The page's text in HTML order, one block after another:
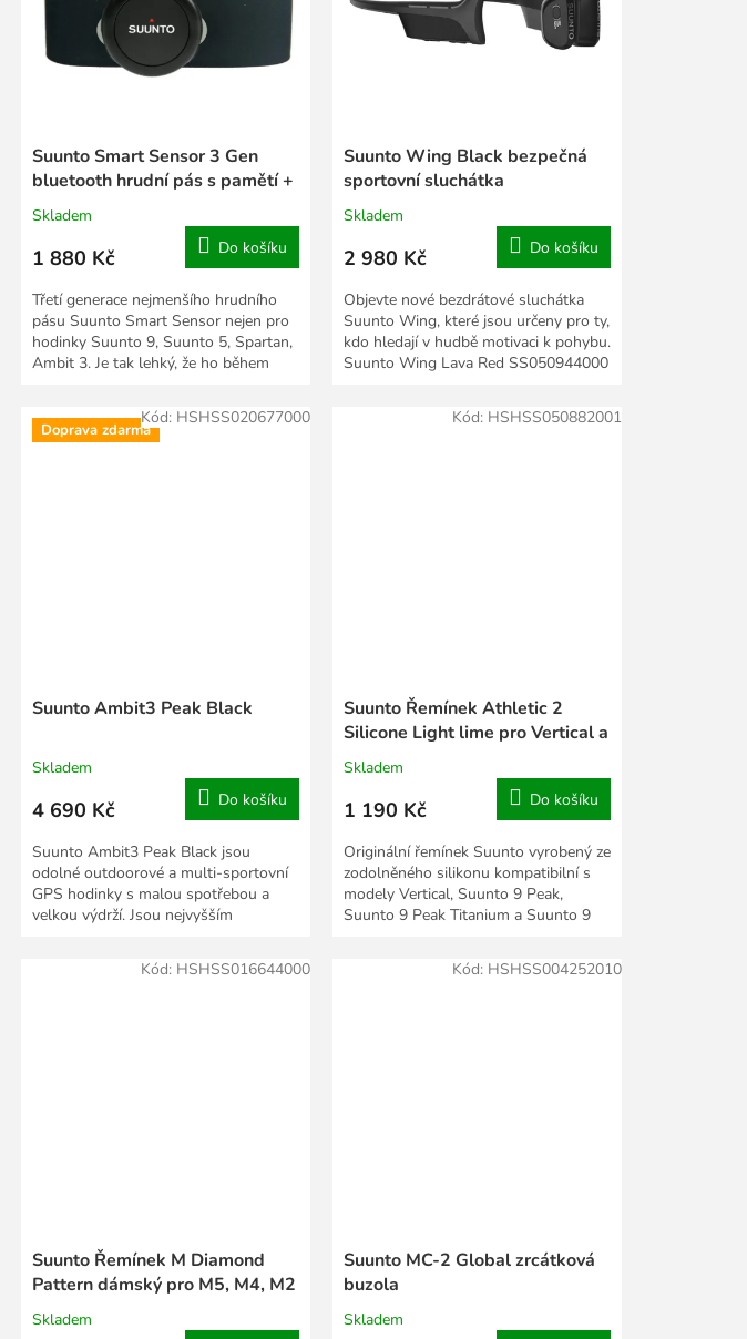
Suunto Smart Sensor 3 Gen
bluetooth hrudní pás s pamětí +
kit
Skladem
1 880 Kč Do košíku
Třetí generace nejmenšího hrudního
pásu Suunto Smart Sensor nejen pro
hodinky Suunto 9, Suunto 5, Spartan,
Ambit 3. Je tak lehký, že ho během
Suunto Wing Black bezpečná
sportovní sluchátka
Skladem
2 980 Kč Do košíku
Objevte nové bezdrátové sluchátka
Suunto Wing, které jsou určeny pro ty,
kdo hledají v hudbě motivaci k pohybu.
Suunto Wing Lava Red SS050944000
Doprava zdarma
Suunto Ambit3 Peak Black
Skladem
4 690 Kč Do košíku
Suunto Ambit3 Peak Black jsou
odolné outdoorové a multi-sportovní
GPS hodinky s malou spotřebou a
velkou výdrží. Jsou nejvyšším
Kód: HSHSS020677000
Suunto Řemínek Athletic 2
Silicone Light lime pro Vertical a
kompatibilní
Skladem
1 190 Kč Do košíku
Originální řemínek Suunto vyrobený ze
zodolněného silikonu kompatibilní s
modely Vertical, Suunto 9 Peak,
Suunto 9 Peak Titanium a Suunto 9
Kód: HSHSS050882001
Suunto Řemínek M Diamond
Pattern dámský pro M5, M4, M2
a M1
Skladem
Kód: HSHSS016644000
Suunto MC-2 Global zrcátková
buzola
Skladem
Kód: HSHSS004252010